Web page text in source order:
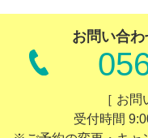
お問い合
［ お
受付時間